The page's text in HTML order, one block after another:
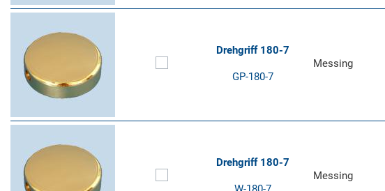
Drehgriff 180-7
GP-180-7
Messing
Drehgriff 180-7
Messing